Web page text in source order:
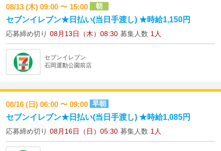
08/13 (木) 09:00 〜 15:00 朝
セブンイレブン★日払い(当日手渡し) ★時給1,150円
応募締め切り 08月13日（木）08:30 募集人数 1人
セブンイレブン
石岡運動公園前店
08/16 (日) 06:00 〜 09:00 早朝
セブンイレブン★日払い(当日手渡し) ★時給1,085円
応募締め切り 08月16日（日）05:30 募集人数 1人